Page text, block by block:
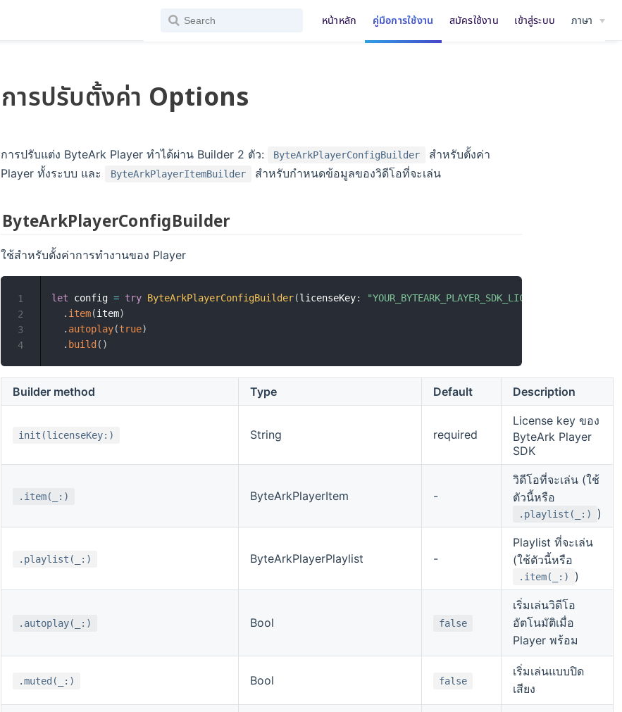
หน้าหลัก คู่มือการใช้งาน สมัครใช้งาน เข้าสู่ระบบ ภาษา
การปรับตั้งค่า Options
การปรับแต่ง ByteArk Player ทำได้ผ่าน Builder 2 ตัว: ByteArkPlayerConfigBuilder
สำหรับตั้งค่า
Player ทั้งระบบ และ
ByteArkPlayerItemBuilder สำหรับกำหนดข้อมูลของวิดีโอที่จะเล่น
ByteArkPlayerConfigBuilder
ใช้สำหรับตั้งค่าการทำงานของ Player
let config = try ByteArkPlayerConfigBuilder(licenseKey: "YOUR_BYTEARK_PLAYER_SDK_LICENSE"
. item(item)
. autoplay(true)
. build ( )
1
2
3
4
Builder method Type Default Description
init(licenseKey:) String required
License key ของ
ByteArk Player
SDK
.item(_:) ByteArkPlayerItem -
วิดีโอที่จะเล่น (ใช้
ตัวนี้หรือ
.playlist(_:) )
.playlist(_:) ByteArkPlayerPlaylist -
Playlist ที่จะเล่น
(ใช้ตัวนี้หรือ
.item(_:) )
.autoplay(_:) Bool false
เริ่มเล่นวิดีโอ
อัตโนมัติเมื่อ
Player พร้อม
.muted(_:) Bool false
เริ่มเล่นแบบปิด
เสียง